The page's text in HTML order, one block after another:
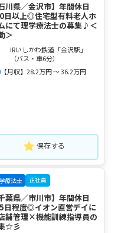
石川県／金沢市】年間休日
日以上◎住宅型有料老人ホ
にて理学療法士の募集♪＜
＞
IRいしかわ鉄道「金沢駅」
（バス・車6分）
【月収】28.2万円 ～ 36.2万円
保存する
療法士 正社員
千葉県／市川市】年間休日
日程度◎イオン直営デイに
舗管理×機能訓練指導員の
☆彡